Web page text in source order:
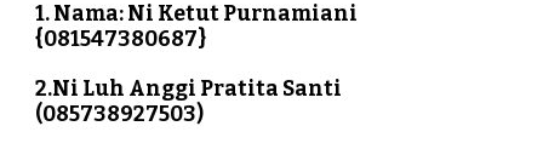
1. Nama: Ni Ketut Purnamiani
{081547380687}
2.Ni Luh Anggi Pratita Santi
(085738927503)